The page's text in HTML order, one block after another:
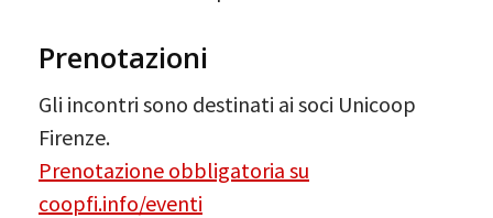
Prenotazioni
Gli incontri sono destinati ai soci Unicoop
Firenze.
Prenotazione obbligatoria su
coopfi.info/eventi